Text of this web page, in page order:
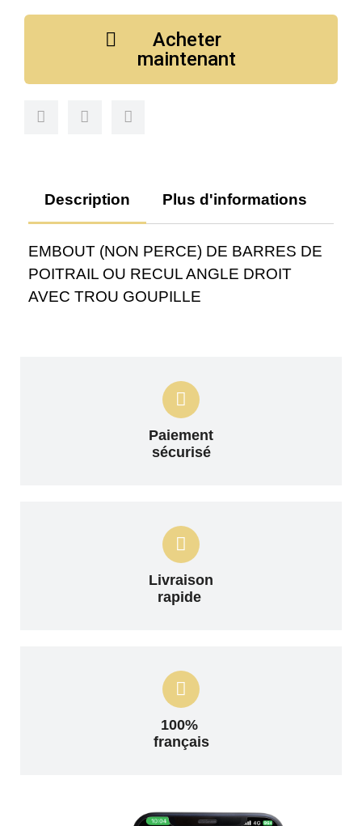
Acheter
maintenant
Description Plus d'informations
EMBOUT (NON PERCE) DE BARRES DE
POITRAIL OU RECUL ANGLE DROIT
AVEC TROU GOUPILLE
Paiement
sécurisé
Livraison
rapide
100%
français